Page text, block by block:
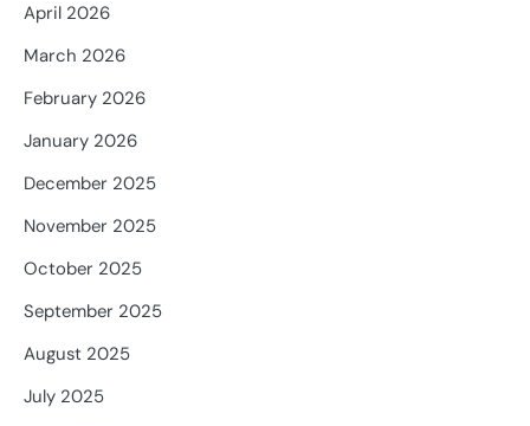
April 2026
March 2026
February 2026
January 2026
December 2025
November 2025
October 2025
September 2025
August 2025
July 2025